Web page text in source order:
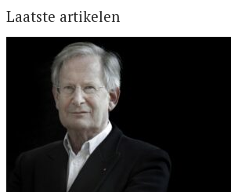
Laatste artikelen